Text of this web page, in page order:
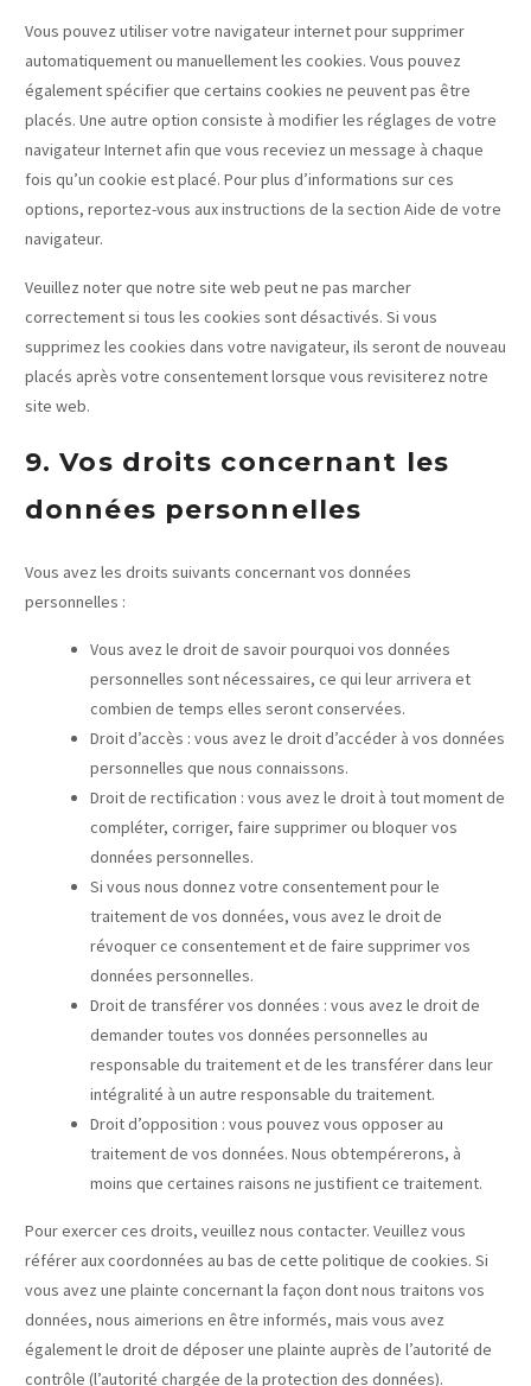
Vous pouvez utiliser votre navigateur internet pour supprimer
automatiquement ou manuellement les cookies. Vous pouvez
également spécifier que certains cookies ne peuvent pas être
placés. Une autre option consiste à modifier les réglages de votre
navigateur Internet afin que vous receviez un message à chaque
fois qu’un cookie est placé. Pour plus d’informations sur ces
options, reportez-vous aux instructions de la section Aide de votre
navigateur.
Veuillez noter que notre site web peut ne pas marcher
correctement si tous les cookies sont désactivés. Si vous
supprimez les cookies dans votre navigateur, ils seront de nouveau
placés après votre consentement lorsque vous revisiterez notre
site web.
9. Vos droits concernant les
données personnelles
Vous avez les droits suivants concernant vos données
personnelles :
Vous avez le droit de savoir pourquoi vos données
personnelles sont nécessaires, ce qui leur arrivera et
combien de temps elles seront conservées.
Droit d’accès : vous avez le droit d’accéder à vos données
personnelles que nous connaissons.
Droit de rectification : vous avez le droit à tout moment de
compléter, corriger, faire supprimer ou bloquer vos
données personnelles.
Si vous nous donnez votre consentement pour le
traitement de vos données, vous avez le droit de
révoquer ce consentement et de faire supprimer vos
données personnelles.
Droit de transférer vos données : vous avez le droit de
demander toutes vos données personnelles au
responsable du traitement et de les transférer dans leur
intégralité à un autre responsable du traitement.
Droit d’opposition : vous pouvez vous opposer au
traitement de vos données. Nous obtempérerons, à
moins que certaines raisons ne justifient ce traitement.
Pour exercer ces droits, veuillez nous contacter. Veuillez vous
référer aux coordonnées au bas de cette politique de cookies. Si
vous avez une plainte concernant la façon dont nous traitons vos
données, nous aimerions en être informés, mais vous avez
également le droit de déposer une plainte auprès de l’autorité de
contrôle (l’autorité chargée de la protection des données).